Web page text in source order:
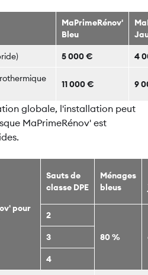
MaPrimeRénov'
Bleu
5 000 € 4
11 000 € 9
globale, l'installation peut
MaPrimeRénov' est
pour
Sauts de
classe DPE
Ménages
bleus
2
80 %
3
4